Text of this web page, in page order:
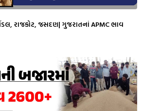
રાજકોટ, જસદણ| ગુજરાતનાં APMC ભાવ